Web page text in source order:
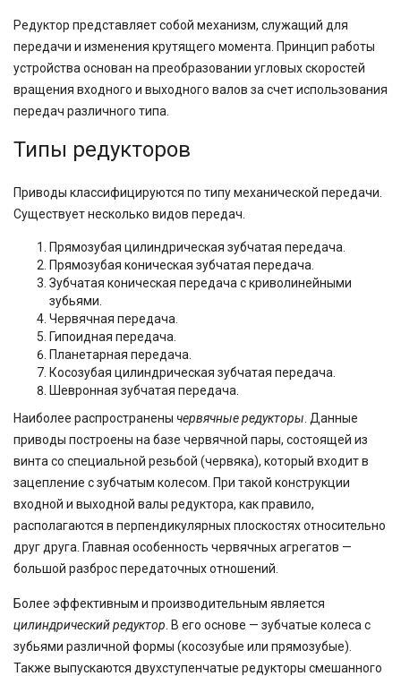
Редуктор представляет собой механизм, служащий для
передачи и изменения крутящего момента. Принцип работы
устройства основан на преобразовании угловых скоростей
вращения входного и выходного валов за счет использования
передач различного типа.
Типы редукторов
Приводы классифицируются по типу механической передачи.
Существует несколько видов передач.
Прямозубая цилиндрическая зубчатая передача.
Прямозубая коническая зубчатая передача.
Зубчатая коническая передача с криволинейными
зубьями.
Червячная передача.
Гипоидная передача.
Планетарная передача.
Косозубая цилиндрическая зубчатая передача.
Шевронная зубчатая передача.
Наиболее распространены червячные редукторы . Данные
приводы построены на базе червячной пары, состоящей из
винта со специальной резьбой (червяка), который входит в
зацепление с зубчатым колесом. При такой конструкции
входной и выходной валы редуктора, как правило,
располагаются в перпендикулярных плоскостях относительно
друг друга. Главная особенность червячных агрегатов —
большой разброс передаточных отношений.
Более эффективным и производительным является
цилиндрический редуктор . В его основе — зубчатые колеса с
зубьями различной формы (косозубые или прямозубые).
Также выпускаются двухступенчатые редукторы смешанного